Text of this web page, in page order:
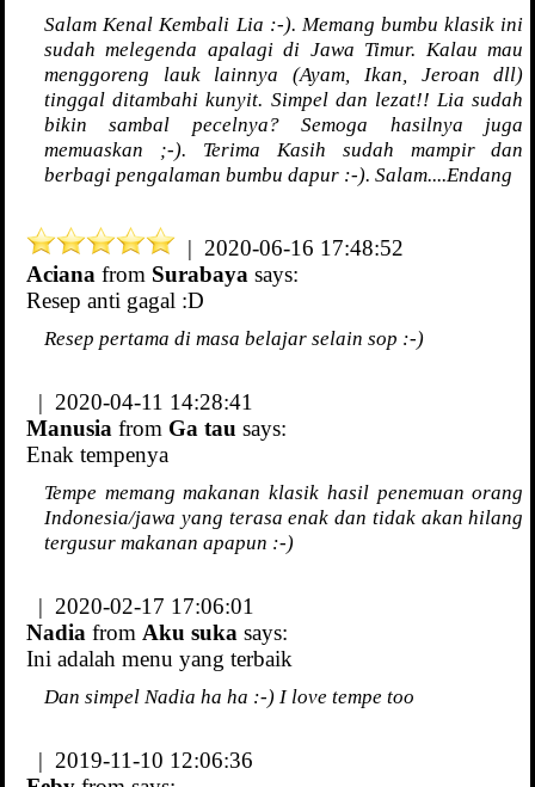
Salam Kenal Kembali Lia :-). Memang bumbu klasik ini
sudah melegenda apalagi di Jawa Timur. Kalau mau
menggoreng lauk lainnya (Ayam, Ikan, Jeroan dll)
tinggal ditambahi kunyit. Simpel dan lezat!! Lia sudah
bikin sambal pecelnya? Semoga hasilnya juga
memuaskan ;-). Terima Kasih sudah mampir dan
berbagi pengalaman bumbu dapur :-). Salam....Endang
| 2020-06-16 17:48:52
Aciana from Surabaya says:
Resep anti gagal :D
Resep pertama di masa belajar selain sop :-)
| 2020-04-11 14:28:41
Manusia from Ga tau says:
Enak tempenya
Tempe memang makanan klasik hasil penemuan orang
Indonesia/jawa yang terasa enak dan tidak akan hilang
tergusur makanan apapun :-)
| 2020-02-17 17:06:01
Nadia from Aku suka says:
Ini adalah menu yang terbaik
Dan simpel Nadia ha ha :-) I love tempe too
| 2019-11-10 12:06:36